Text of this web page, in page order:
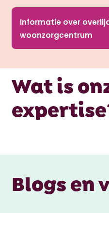
Informatie over
woonzorgcentrum
Wat is
Blogs en